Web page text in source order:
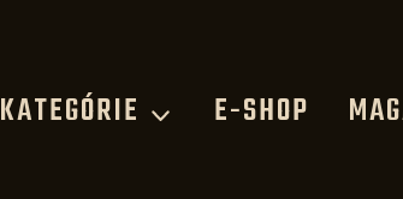
KATEGÓRIE E-SHOP